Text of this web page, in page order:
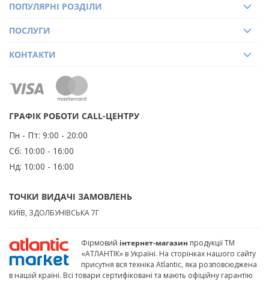
Фірмовий інтернет-магазин продукції ТМ
«АТЛАНТІК» в Україні. На сторінках нашого сайту
присутня вся техніка Atlantic, яка розповсюджена
в нашій країні. Всі товари сертифіковані та мають офіційну гарантію
ПОПУЛЯРНІ РОЗДІЛИ
ПОСЛУГИ
ГРАФІК РОБОТИ CALL-ЦЕНТРУ
Пн - Пт: 9:00 - 20:00
Сб: 10:00 - 16:00
Нд: 10:00 - 16:00
ТОЧКИ ВИДАЧІ ЗАМОВЛЕНЬ
КИЇВ, ЗДОЛБУНІВСЬКА 7Г
КОНТАКТИ